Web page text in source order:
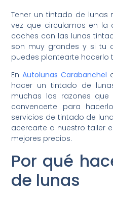
Tener un tintado de lunas
vez que circulamos en la
coches con las lunas
son muy grandes y si tu
puedes plantearte hacerlo
EnAutolunas Carabanchel
hacer un tintado de
muchas las razones
convencerte para
servicios de tintado de
acercarte a nuestro taller
mejores precios.
Por qué
de lunas